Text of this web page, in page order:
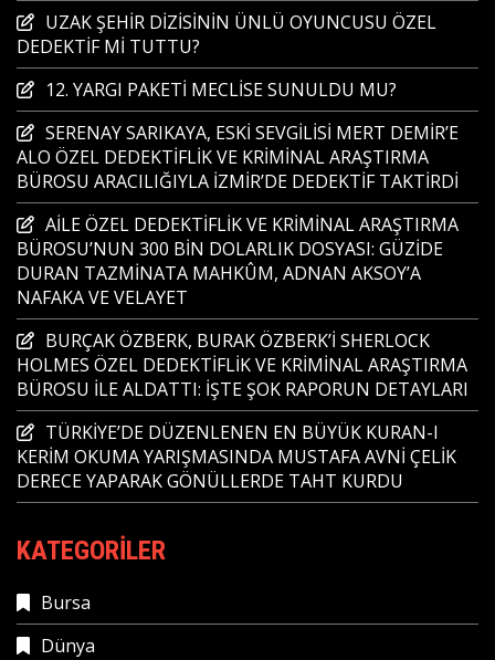
UZAK ŞEHİR DİZİSİNİN ÜNLÜ OYUNCUSU ÖZEL
DEDEKTİF Mİ TUTTU?
12. YARGI PAKETİ MECLİSE SUNULDU MU?
SERENAY SARIKAYA, ESKİ SEVGİLİSİ MERT DEMİR’E
ALO ÖZEL DEDEKTİFLİK VE KRİMİNAL ARAŞTIRMA
BÜROSU ARACILIĞIYLA İZMİR’DE DEDEKTİF TAKTİRDİ
AİLE ÖZEL DEDEKTİFLİK VE KRİMİNAL ARAŞTIRMA
BÜROSU’NUN 300 BİN DOLARLIK DOSYASI: GÜZİDE
DURAN TAZMİNATA MAHKÛM, ADNAN AKSOY’A
NAFAKA VE VELAYET
BURÇAK ÖZBERK, BURAK ÖZBERK’İ SHERLOCK
HOLMES ÖZEL DEDEKTİFLİK VE KRİMİNAL ARAŞTIRMA
BÜROSU İLE ALDATTI: İŞTE ŞOK RAPORUN DETAYLARI
TÜRKİYE’DE DÜZENLENEN EN BÜYÜK KURAN-I
KERİM OKUMA YARIŞMASINDA MUSTAFA AVNİ ÇELİK
DERECE YAPARAK GÖNÜLLERDE TAHT KURDU
KATEGORILER
Bursa
Dünya